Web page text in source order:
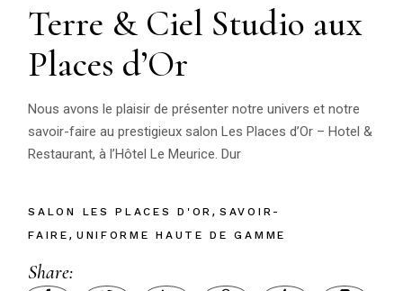
Terre & Ciel Studio aux
Places d’Or
Nous avons le plaisir de présenter notre univers et notre
savoir-faire au prestigieux salon Les Places d’Or – Hotel &
Restaurant, à l’Hôtel Le Meurice. Dur
SALON LES PLACES D'OR SAVOIR-
FAIRE
UNIFORME HAUTE DE GAMME
Share: